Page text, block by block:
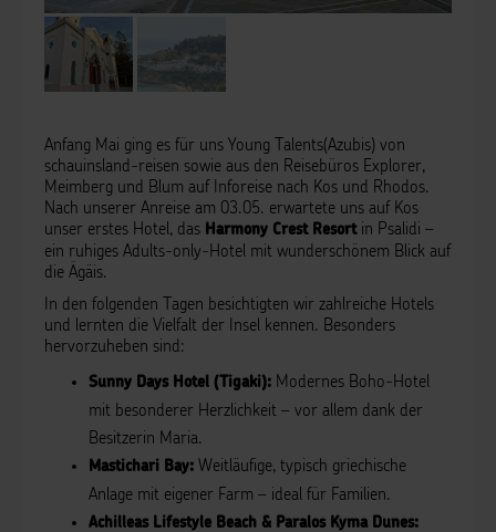
Anfang Mai ging es für uns Young Talents(Azubis) von
schauinsland-reisen sowie aus den Reisebüros Explorer,
Meimberg und Blum auf Inforeise nach Kos und Rhodos.
Nach unserer Anreise am 03.05. erwartete uns auf Kos
unser erstes Hotel, das Harmony Crest Resortin Psalidi –
ein ruhiges Adults-only-Hotel mit wunderschönem Blick auf
die Ägäis.
In den folgenden Tagen besichtigten wir zahlreiche Hotels
und lernten die Vielfalt der Insel kennen. Besonders
hervorzuheben sind:
Sunny Days Hotel (Tigaki): Modernes Boho-Hotel
mit besonderer Herzlichkeit – vor allem dank der
Besitzerin Maria.
Mastichari Bay: Weitläufige, typisch griechische
Anlage mit eigener Farm – ideal für Familien.
Achilleas Lifestyle Beach & Paralos Kyma Dunes: